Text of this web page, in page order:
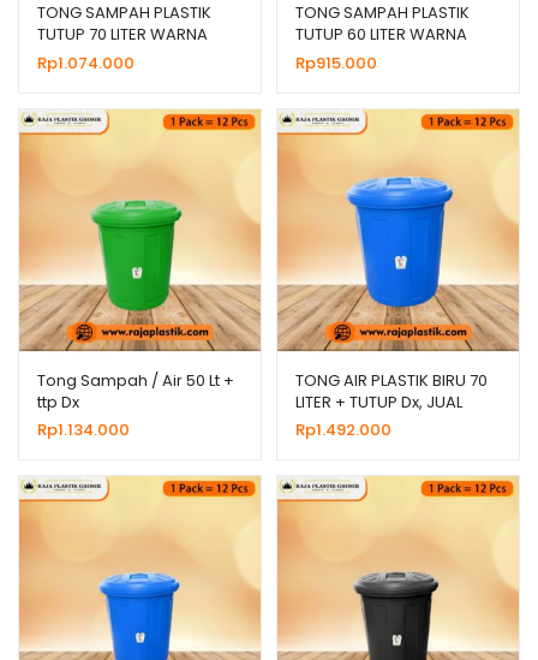
TONG SAMPAH PLASTIK
TUTUP 70 LITER WARNA
HITAM, HARGA MURAH
Rp1.074.000
TONG SAMPAH PLASTIK
TUTUP 60 LITER WARNA
HITAM, HARGA MURAH
Rp915.000
Tong Sampah / Air 50 Lt +
ttp Dx
Rp1.134.000
TONG AIR PLASTIK BIRU 70
LITER + TUTUP Dx, JUAL
HARGA MURAH
Rp1.492.000